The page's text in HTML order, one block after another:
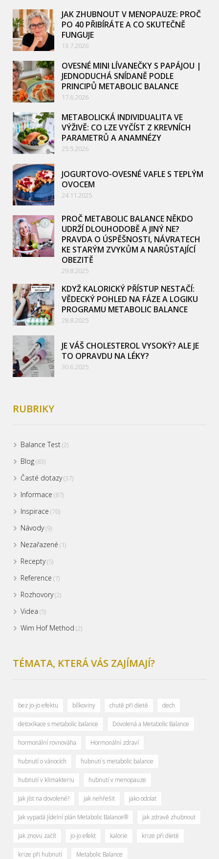
JAK ZHUBNOUT V MENOPAUZE: PROČ
PO 40 PŘIBÍRÁTE A CO SKUTEČNĚ
FUNGUJE
13.7.2026
OVESNÉ MINI LÍVANEČKY S PAPÁJOU |
JEDNODUCHÁ SNÍDANĚ PODLE
PRINCIPŮ METABOLIC BALANCE
17.6.2026
METABOLICKÁ INDIVIDUALITA VE
VÝŽIVĚ: CO LZE VYČÍST Z KREVNÍCH
PARAMETRŮ A ANAMNÉZY
25.5.2026
JOGURTOVO-OVESNÉ VAFLE S TEPLÝM
OVOCEM
24.11.2025
PROČ METABOLIC BALANCE NĚKDO
UDRŽÍ DLOUHODOBĚ A JINÝ NE?
PRAVDA O ÚSPĚŠNOSTI, NÁVRATECH
KE STARÝM ZVYKŮM A NARŮSTAJÍCÍ
OBEZITĚ
29.8.2025
KDYŽ KALORICKÝ PŘÍSTUP NESTAČÍ:
VĚDECKÝ POHLED NA FÁZE A LOGIKU
PROGRAMU METABOLIC BALANCE
28.8.2025
JE VÁŠ CHOLESTEROL VYSOKÝ? ALE JE
TO OPRAVDU NA LÉKY?
30.6.2025
RUBRIKY
Balance Test(2)
Blog(83)
Časté dotazy(37)
Informace (87)
Inspirace (70)
Návody(9)
Nezařazené (1)
Recepty(5)
Reference (7)
Rozhovory(2)
Videa (5)
Wim Hof Method (2)
TÉMATA, KTERÁ VÁS ZAJÍMAJÍ?
bez jo-jo efektu bílkoviny chutě při dietě dech
detoxikace s metabolic balance Dovolená a Metabolic Balance
hormonální rovnováha Hormonální zdraví
hubnutí o vánocích hubnutí s metabolic balance
hubnutí v klimakteriu hubnutí v menopauze
Jak jíst na dovolené? jak nehřešit jako odolat
Jak vypadá Jídelní plán Metabolic Balance® jak zdravě zhubnout
jak znovu začít jo-jo efekt kalorie krize při dietě
krize při hubnutí Metabolic Balance